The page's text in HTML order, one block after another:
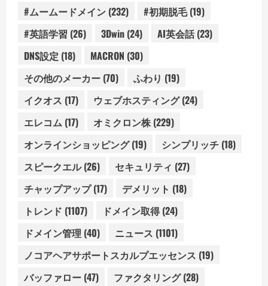
#ムームードメイン (232) #初期脱毛(19)
#英語学習 (26) 3Dwin (24) AI英会話(23)
DNS設定 (18) MACRON (30)
その他のメーカー (70) ふわり (19)
イクオス (17) ウェブホスティング(24)
エレコム (17) オミクロン株 (229)
オンラインショッピング(19) シンプリッチ (18)
スピークエル(26) セキュリティ (27)
チャップアップ(17) デメリット (18)
トレンド (1107) ドメイン取得(24)
ドメイン管理 (40) ニュース (1101)
ノコアヘアサポートスカルプエッセンス (19)
バッファロー (47) ファクタリング(28)